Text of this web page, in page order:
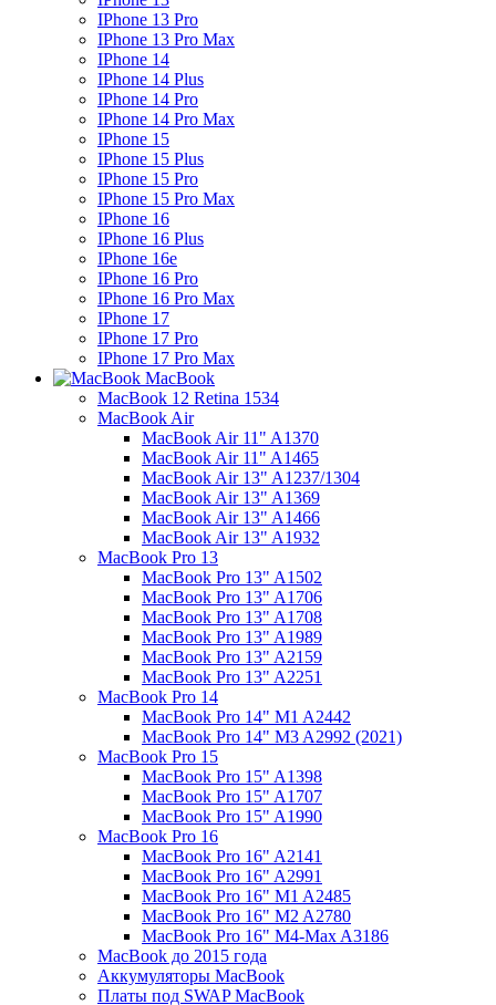
IPhone 13 Pro
IPhone 13 Pro Max
IPhone 14
IPhone 14 Plus
IPhone 14 Pro
IPhone 14 Pro Max
IPhone 15
IPhone 15 Plus
IPhone 15 Pro
IPhone 15 Pro Max
IPhone 16
IPhone 16 Plus
IPhone 16e
IPhone 16 Pro
IPhone 16 Pro Max
IPhone 17
IPhone 17 Pro
IPhone 17 Pro Max
MacBook
MacBook 12 Retina 1534
MacBook Air
MacBook Air 11" A1370
MacBook Air 11" A1465
MacBook Air 13" A1237/1304
MacBook Air 13" A1369
MacBook Air 13" A1466
MacBook Air 13" A1932
MacBook Pro 13
MacBook Pro 13" A1502
MacBook Pro 13" A1706
MacBook Pro 13" A1708
MacBook Pro 13" A1989
MacBook Pro 13" A2159
MacBook Pro 13" A2251
MacBook Pro 14
MacBook Pro 14" M1 A2442
MacBook Pro 14" M3 A2992 (2021)
MacBook Pro 15
MacBook Pro 15" A1398
MacBook Pro 15" A1707
MacBook Pro 15" A1990
MacBook Pro 16
MacBook Pro 16" A2141
MacBook Pro 16" A2991
MacBook Pro 16" M1 A2485
MacBook Pro 16" M2 A2780
MacBook Pro 16" M4-Max A3186
MacBook до 2015 года
Аккумуляторы MacBook
Платы под SWAP MacBook